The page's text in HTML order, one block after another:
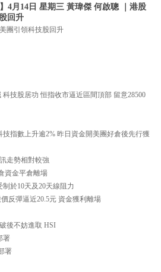
4月14日 星期三 黃瑋傑 何啟聰 ｜港股
回升
團引領科技股回升
技股居功 恒指收市逼近區間頂部 留意28500
技指數上升逾2% 昨日資金開美團好倉後先行獲
走勢相對較強
資金平倉離場
制於10天及20天線阻力
反彈逼近20.5元 資金獲利離場
後不妨進取 HSI
署
署